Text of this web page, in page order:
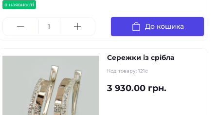
в наявності
До кошика
Сережки із срібла
Код товару: 121с
3 930.00 грн.